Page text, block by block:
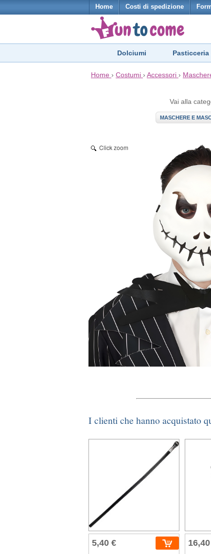
Home Costi di spedizione
Dolciumi Pasticceria
Home › Costumi › Accessori ›
Vai alla
MASCHERE E
Click zoom
I clienti che hanno acquistato
5,40 €